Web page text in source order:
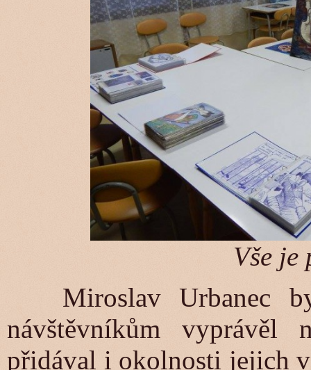
Vše je
Miroslav Urbanec
návštěvníkům vyprávěl
přidával i okolnosti jejich